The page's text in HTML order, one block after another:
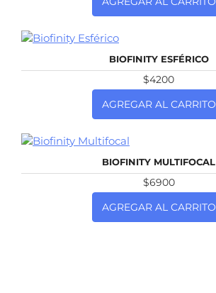
BIOFINITY ESFÉRICO
$4200
AGREGAR AL CARRITO
BIOFINITY MULTIFOCAL
$6900
AGREGAR AL CARRITO